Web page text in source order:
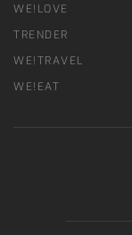
WE!LOVE
TRENDER
WE!TRAVEL
WE!EAT